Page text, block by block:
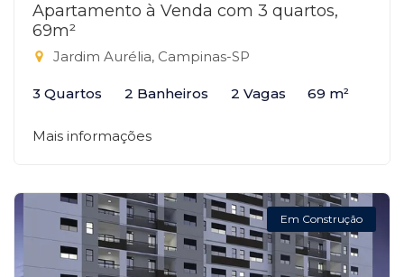
Apartamento à Venda com 3 quartos,
69m²
Jardim Aurélia, Campinas-SP
3 Quartos 2 Banheiros 2 Vagas 69 m²
Mais informações
Em Construção